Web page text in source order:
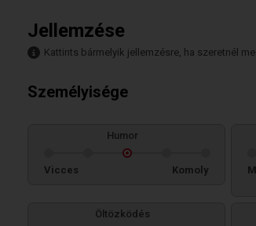
Jellemzése
Kattints bármelyik jellemzésre, ha szeretnél
Személyisége
Humor
Vicces Komoly
Öltözködés